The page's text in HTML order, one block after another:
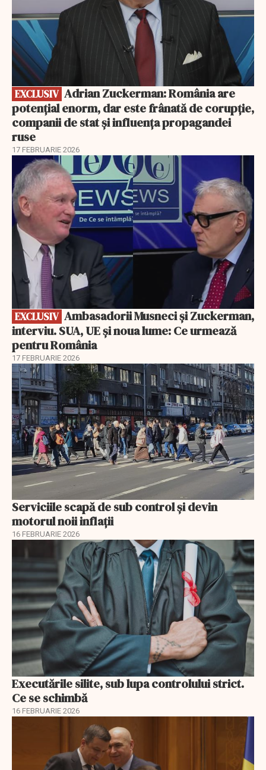
EXCLUSIV
potențial enorm, dar este frânată de corupție,
companii de stat și influența propagandei
ruse
17 FEBRUARIE 2026
EXCLUSIV
EXCLUSIV
interviu. SUA, UE și noua lume: Ce urmează
pentru România
17 FEBRUARIE 2026
Serviciile scapă de sub control și devin
motorul noii inflații
16 FEBRUARIE 2026
Executările silite, sub lupa controlului strict.
Ce se schimbă
16 FEBRUARIE 2026